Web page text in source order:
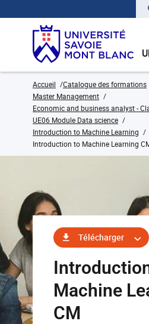
Accueil Catalogue des formations
Master Management
Economic and business analyst -
UE06 Module Data science
Introduction to Machine Learning
Introduction to Machine Learning
Télécharger
Machine
CM